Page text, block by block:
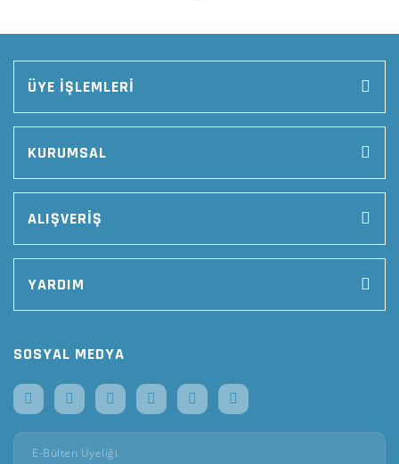
ÜYE İŞLEMLERİ
KURUMSAL
ALIŞVERİŞ
YARDIM
SOSYAL MEDYA